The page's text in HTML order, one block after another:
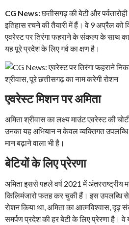
CG News:छत्तीसगढ़ की बेटी और
इतिहास रचने की तैयारी में हैं। वे 9 अप्रैल को
एवरेस्ट पर तिरंगा फहराने के संकल्प के साथ
यह पूरे प्रदेश के लिए गर्व का क्षण है।
एवरेस्ट मिशन पर अमिता
अमिता श्रीवास का लक्ष्य माउंट एवरेस्ट की
उनका यह अभियान न केवल व्यक्तिगत
मान बढ़ाने वाला भी है।
बेटियों के लिए प्रेरणा
अमिता इससे पहले वर्ष 2021 में अंतरराष्ट्रीय
किलिमंजारो फतह कर चुकी हैं। इस उपलब्धि
रोशन किया था, अमिता का आत्मविश्वास,
समर्पण प्रदेश की हर बेटी के लिए प्रेरणा है। वे